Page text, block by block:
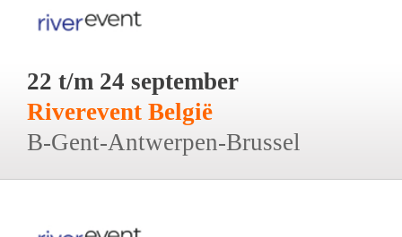
22 t/m 24 september
Riverevent België
B-Gent-Antwerpen-Brussel